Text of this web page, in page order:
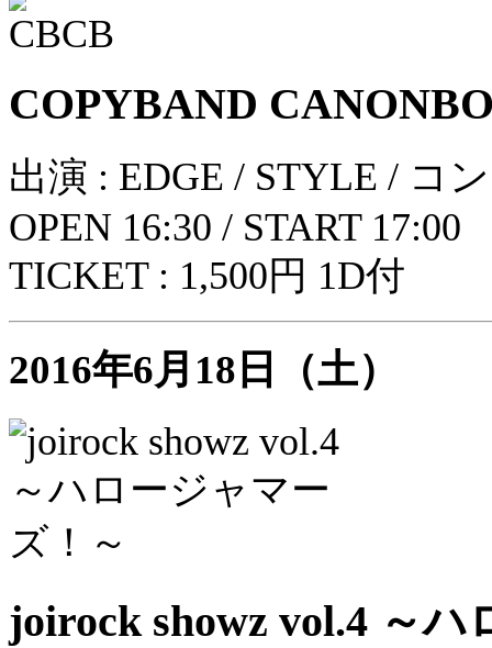
COPYBAND
出演 : EDGE / STYLE / コ
OPEN 16:30 / START 17:00
TICKET : 1,500円 1D付
2016年6月18日（土）
joirock showz vol.4 ～